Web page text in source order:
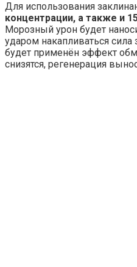
Для использования
концентрации, а также и
Морозный урон будет
ударом накапливаться сила
будет применён эффект
снизятся, регенерация